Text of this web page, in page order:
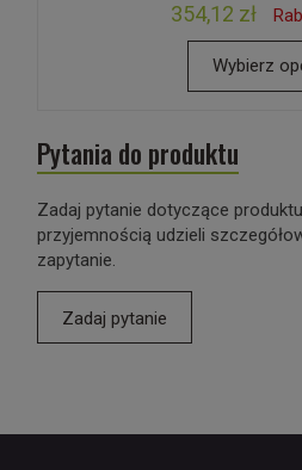
354,12 zł
Wybierz
Pytania do produktu
Zadaj pytanie dotyczące
przyjemnością udzieli
zapytanie.
Zadaj pytanie